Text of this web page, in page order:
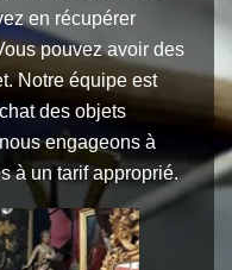
en récupérer
pouvez avoir des
Notre équipe est
des objets
engageons à
à un tarif approprié.